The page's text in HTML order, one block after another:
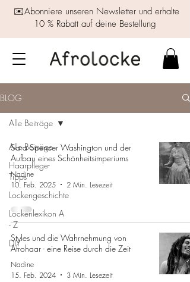
✉️Abonniere unseren Newsletter und erhalte
10 % Rabatt auf deine Bestellung
BLOG
Alle Beiträge
Haarpflege-
Tipps
Lockengeschichte
Lockenlexikon A
- Z
DIY
Alle Beiträge
Sara Spencer Washington und der
Aufbau eines Schönheitsimperiums
Nadine
10. Feb. 2025
2 Min. Lesezeit
Styles und die Wahrnehmung von
Afrohaar - eine Reise durch die Zeit
Nadine
15. Feb. 2024
3 Min. Lesezeit